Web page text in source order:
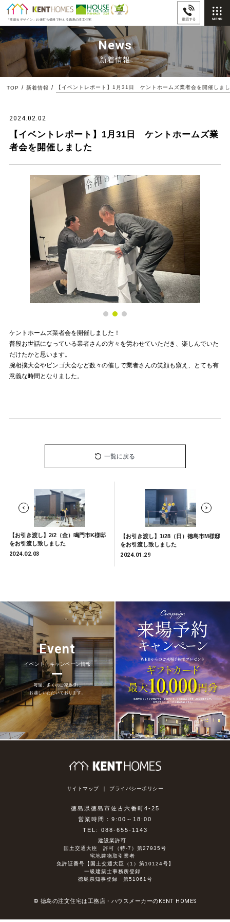
「性能＆デザイン」 お値打ち価格で叶える徳島の注文住宅
新着情報
News
TOP 新着情報 【イベントレポート】1月31日 ケントホームズ業者会を開催しま
2024.02.02
【イベントレポート】1月31日 ケントホームズ業
者会を開催しました
ケントホームズ業者会を開催しました！
普段お世話になっている業者さんの方々を労わせていただき、楽しんでいた
だけたかと思います。
腕相撲大会やビンゴ大会など数々の催しで業者さんの笑顔も窺え、とても有
意義な時間となりました。
一覧に戻る
【お引き渡し】2/2（金）鳴門市K様邸
をお引渡し致しました
2024.02.03
【お引き渡し】1/28（日）徳島市M様邸
をお引渡し致しました
2024.01.29
Event
イベント・キャンペーン情報
毎週、多くのご家族様に
お越しいただいております。
サイトマップ プライバシーポリシー
徳島県徳島市佐古六番町4-25
営業時間：9:00～18:00
TEL: 088-655-1143
建設業許可
国土交通大臣 許可（特-7）第27935号
宅地建物取引業者
免許証番号【国土交通大臣（1）第10124号】
一級建築士事務所登録
徳島県知事登録 第51061号
© 徳島の注文住宅は工務店・ハウスメーカーのKENT HOMES